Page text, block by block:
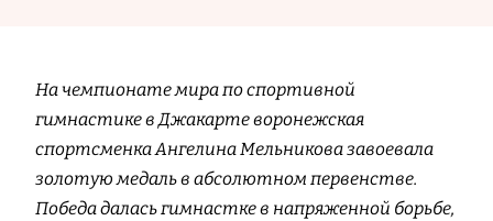
На чемпионате мира по спортивной
гимнастике в Джакарте воронежская
спортсменка Ангелина Мельникова завоевала
золотую медаль в абсолютном первенстве.
Победа далась гимнастке в напряженной борьбе,